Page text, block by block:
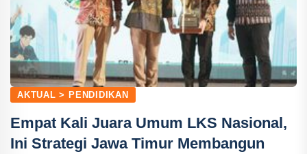
AKTUAL > PENDIDIKAN
Empat Kali Juara Umum LKS Nasional,
Ini Strategi Jawa Timur Membangun